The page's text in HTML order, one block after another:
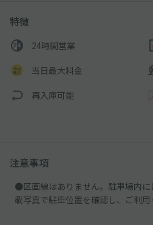
特徴
24時間営業
当日最大料金
再入庫可能
注意事項
●区画線はありません。駐車場内
載写真で駐車位置を確認し、ご利用